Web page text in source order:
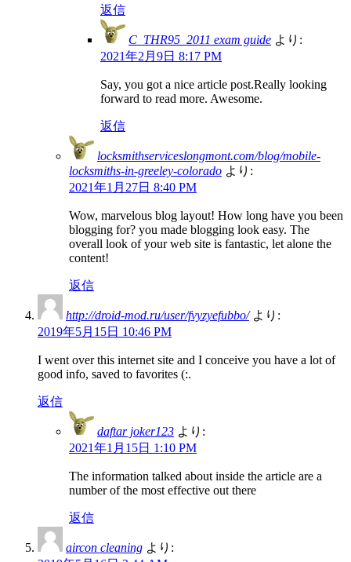
返信
C_THR95_2011 exam guide より:
2021年2月9日 8:17 PM
Say, you got a nice article post.Really looking
forward to read more. Awesome.
返信
locksmithserviceslongmont.com/blog/mobile-
locksmiths-in-greeley-colorado より:
2021年1月27日 8:40 PM
Wow, marvelous blog layout! How long have you been
blogging for? you made blogging look easy. The
overall look of your web site is fantastic, let alone the
content!
返信
http://droid-mod.ru/user/fvyzyefubbo/ より:
2019年5月15日 10:46 PM
I went over this internet site and I conceive you have a lot of
good info, saved to favorites (:.
返信
daftar joker123 より:
2021年1月15日 1:10 PM
The information talked about inside the article are a
number of the most effective out there
返信
aircon cleaning より: